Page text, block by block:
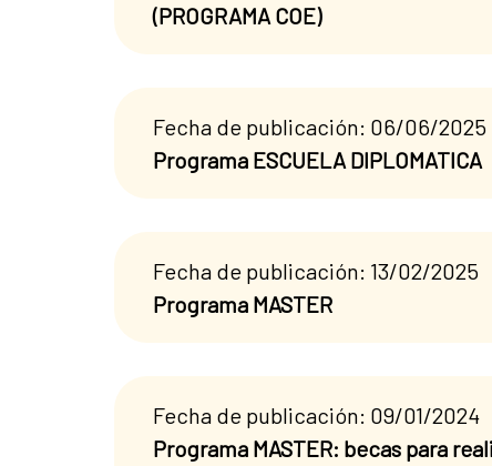
(PROGRAMA COE)
Fecha de publicación: 06/06/2025
Programa ESCUELA DIPLOMATICA
Fecha de publicación: 13/02/2025
Programa MASTER
Fecha de publicación: 09/01/2024
Programa MASTER: becas para